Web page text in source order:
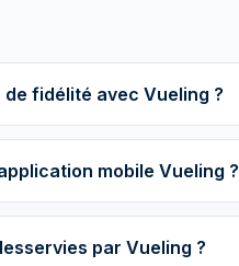
fidélité avec Vueling ?
mobile Vueling ?
par Vueling ?